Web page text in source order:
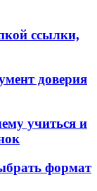
ссылки,
доверия
учиться и
формат